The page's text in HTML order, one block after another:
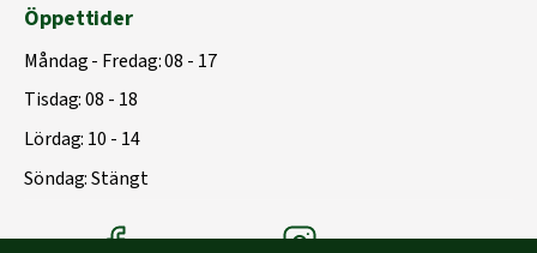
Öppettider
Måndag - Fredag: 08 - 17
Tisdag: 08 - 18
Lördag: 10 - 14
Söndag: Stängt